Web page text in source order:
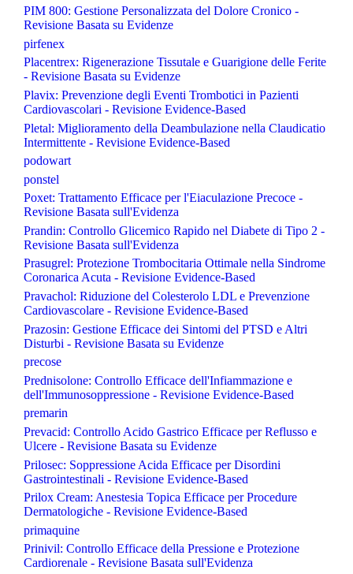
PIM 800: Gestione Personalizzata del Dolore Cronico -
Revisione Basata su Evidenze
pirfenex
Placentrex: Rigenerazione Tissutale e Guarigione delle Ferite
- Revisione Basata su Evidenze
Plavix: Prevenzione degli Eventi Trombotici in Pazienti
Cardiovascolari - Revisione Evidence-Based
Pletal: Miglioramento della Deambulazione nella Claudicatio
Intermittente - Revisione Evidence-Based
podowart
ponstel
Poxet: Trattamento Efficace per l'Eiaculazione Precoce -
Revisione Basata sull'Evidenza
Prandin: Controllo Glicemico Rapido nel Diabete di Tipo 2 -
Revisione Basata sull'Evidenza
Prasugrel: Protezione Trombocitaria Ottimale nella Sindrome
Coronarica Acuta - Revisione Evidence-Based
Pravachol: Riduzione del Colesterolo LDL e Prevenzione
Cardiovascolare - Revisione Evidence-Based
Prazosin: Gestione Efficace dei Sintomi del PTSD e Altri
Disturbi - Revisione Basata su Evidenze
precose
Prednisolone: Controllo Efficace dell'Infiammazione e
dell'Immunosoppressione - Revisione Evidence-Based
premarin
Prevacid: Controllo Acido Gastrico Efficace per Reflusso e
Ulcere - Revisione Basata su Evidenze
Prilosec: Soppressione Acida Efficace per Disordini
Gastrointestinali - Revisione Evidence-Based
Prilox Cream: Anestesia Topica Efficace per Procedure
Dermatologiche - Revisione Evidence-Based
primaquine
Prinivil: Controllo Efficace della Pressione e Protezione
Cardiorenale - Revisione Basata sull'Evidenza